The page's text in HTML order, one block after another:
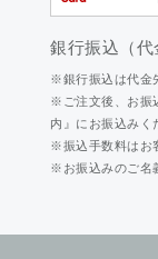
銀行振込（代
※銀行振込は代金
※ご注文後、お振
内』にお振込みく
※振込手数料はお
※お振込みのご名